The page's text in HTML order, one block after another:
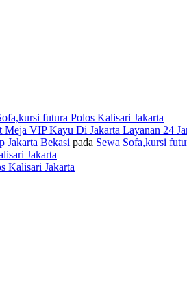
futura Polos Kalisari Jakarta
Meja VIP Kayu Di Jakarta Layanan 24
Jakarta Bekasi pada Sewa Sofa,kursi
Jakarta
Kalisari Jakarta